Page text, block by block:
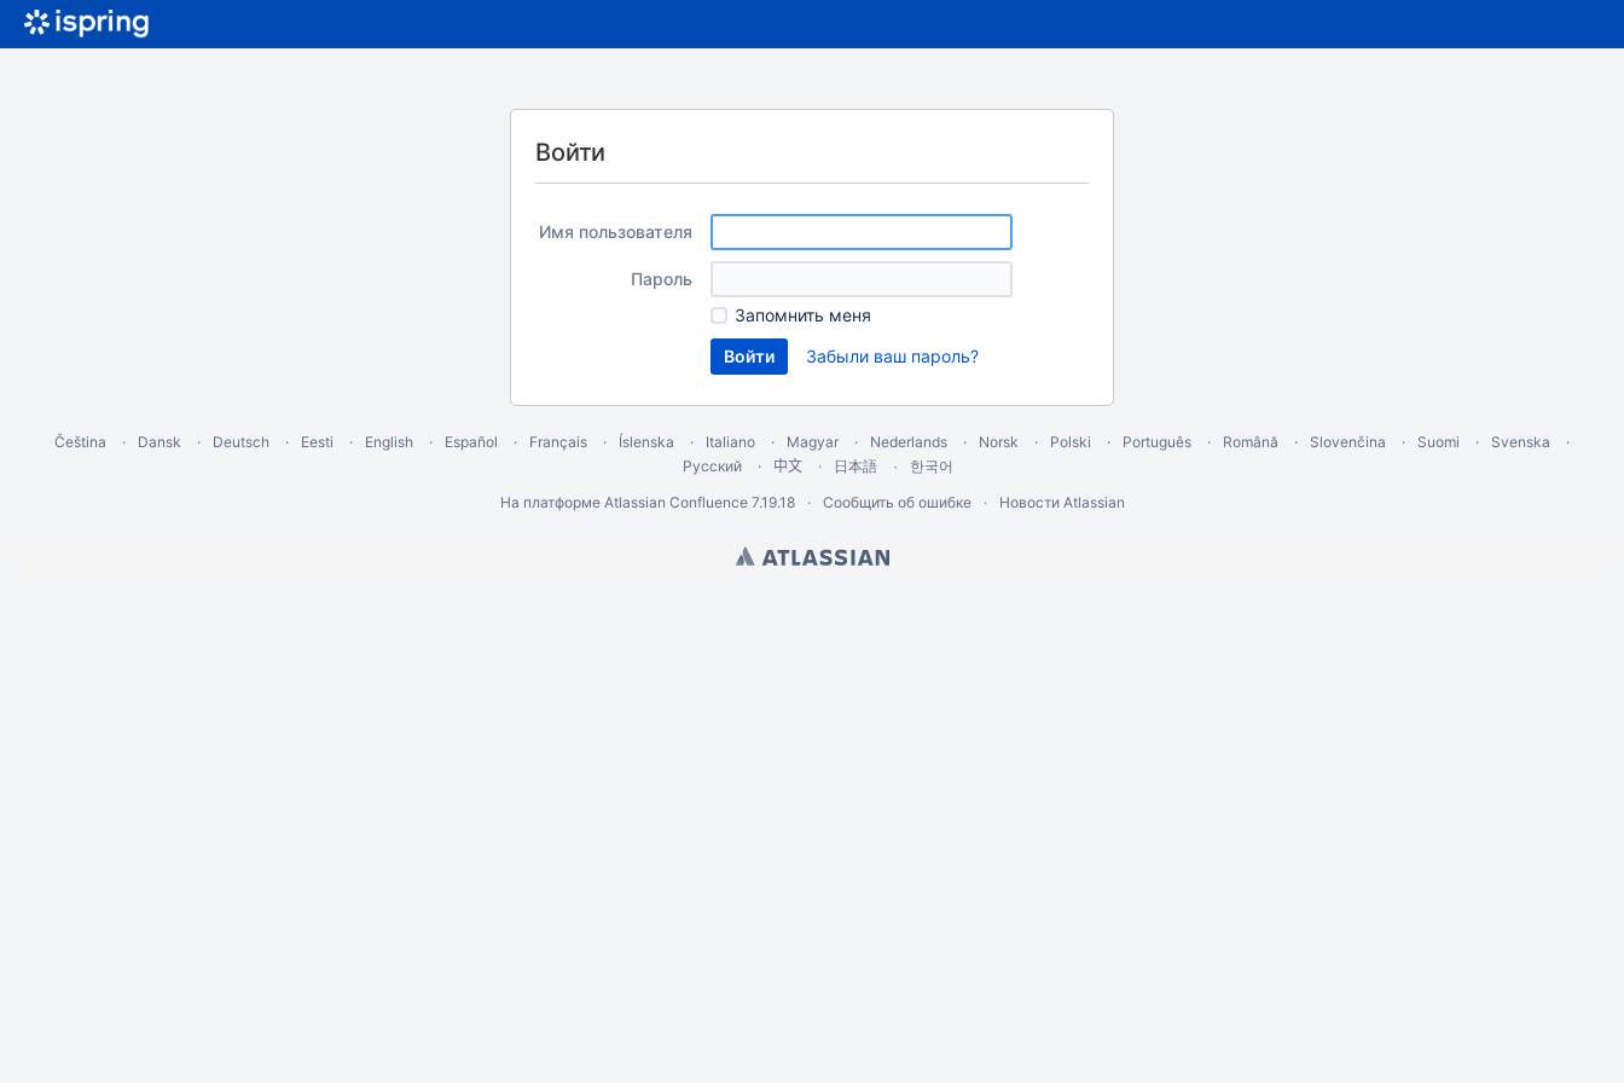
Войти
Имя пользователя
Пароль
Запомнить меня
Забыли ваш пароль?
Čeština Dansk Deutsch Eesti English Español Français Íslenska Italiano Magyar Nederlands Norsk Polski Português Română Slovenčina Suomi
Svenska
Русский
中文 日本語
한국어
На платформе Atlassian Confluence 7.19.18 Сообщить об ошибке Новости Atlassian